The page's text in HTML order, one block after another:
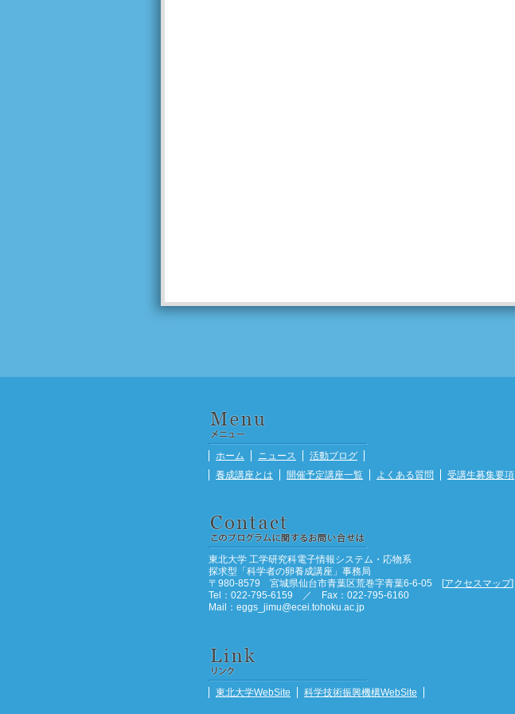
ホーム ニュース
活動ブログ
養成講座とは
開催予定講座一覧 よくある質問 受講生募集要項
東北大学 工学研究科電子情報システム・応物系
探求型「科学者の卵養成講座」事務局
〒980-8579 宮城県仙台市青葉区荒巻字青葉6-6-05 [アクセスマップ]
Tel：022-795-6159 ／ Fax：022-795-6160
Mail：eggs_jimu@ecei.tohoku.ac.jp
東北大学WebSite 科学技術振興機構WebSite